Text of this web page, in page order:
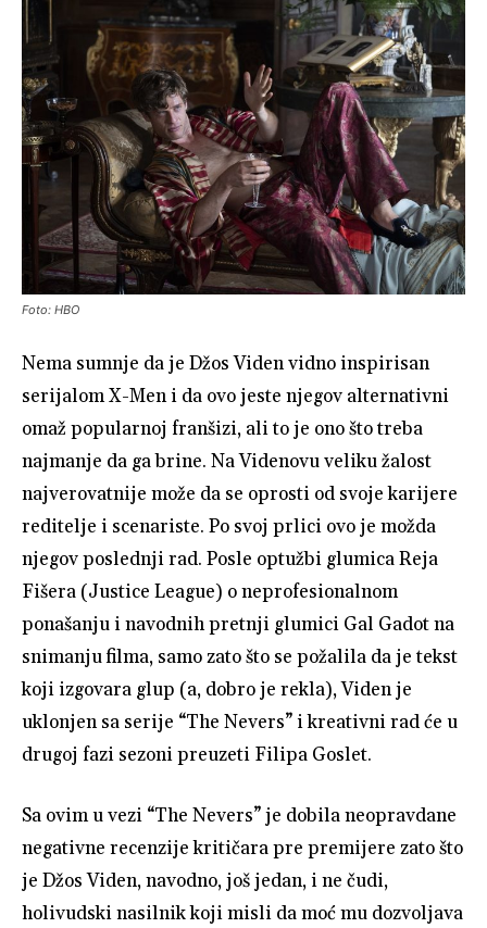
Foto: HBO
Nema sumnje da je Džos Viden vidno inspirisan
serijalom X-Men i da ovo jeste njegov alternativni
omaž popularnoj franšizi, ali to je ono što treba
najmanje da ga brine. Na Videnovu veliku žalost
najverovatnije može da se oprosti od svoje karijere
reditelje i scenariste. Po svoj prlici ovo je možda
njegov poslednji rad. Posle optužbi glumica Reja
Fišera (Justice League) o neprofesionalnom
ponašanju i navodnih pretnji glumici Gal Gadot na
snimanju filma, samo zato što se požalila da je tekst
koji izgovara glup (a, dobro je rekla), Viden je
uklonjen sa serije “The Nevers” i kreativni rad će u
drugoj fazi sezoni preuzeti Filipa Goslet.
Sa ovim u vezi “The Nevers” je dobila neopravdane
negativne recenzije kritičara pre premijere zato što
je Džos Viden, navodno, još jedan, i ne čudi,
holivudski nasilnik koji misli da moć mu dozvoljava